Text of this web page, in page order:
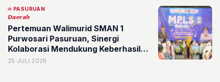
PASURUAN
𝘿𝙖𝙚𝙧𝙖𝙝
Pertemuan Walimurid SMAN 1
Purwosari Pasuruan, Sinergi
Kolaborasi Mendukung Keberhasilan
Siswa
25 JULI 2026